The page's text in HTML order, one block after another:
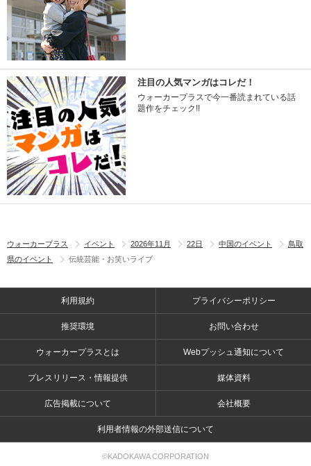
注目の人気マンガはコレだ！
ウォーカープラスで今一番読まれている話
題作をチェック!!
ウォーカープラス イベント 2026年11月 22日 中国のイベント
鳥取
県のイベント
伝統芸能・お笑いライブ
利用規約 プライバシーポリシー
推奨環境 お問い合わせ
ウォーカープラスとは Webプッシュ通知について
プレスリリース・情報提供 媒体資料
広告掲載について 会社概要
利用者情報の外部送信について
©KADOKAWA CORPORATION